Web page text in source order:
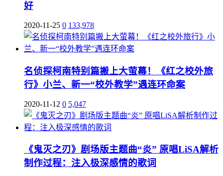
好
2020-11-25 0 133,978
名侦探柯南特别篇搬上大萤幕！《红之校外旅
行》小兰、新一“校外教学”遇连环命案
2020-11-12 0 5,047
《鬼灭之刃》剧场版主题曲“炎” 原唱LiSA解析
制作过程：注入极深感情的歌词